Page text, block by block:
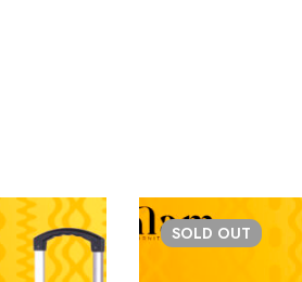
SOLD OUT